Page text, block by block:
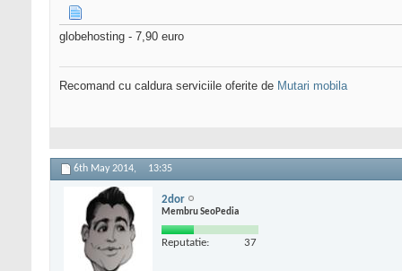
globehosting - 7,90 euro
Recomand cu caldura serviciile oferite de Mutari mobila
6th May 2014, 13:35
2dor
Membru SeoPedia
Reputatie: 37